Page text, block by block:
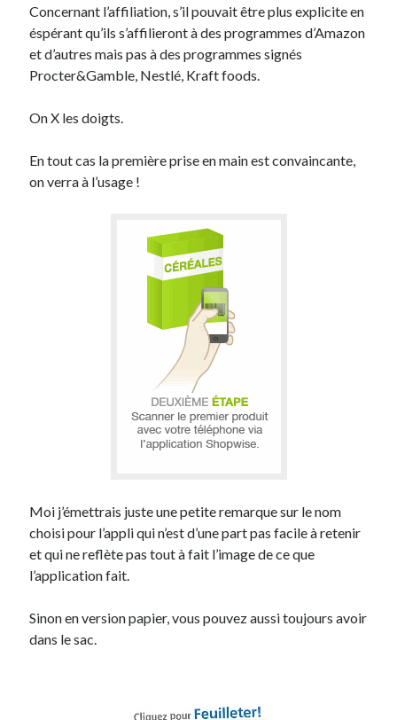
Sorties cuculturelles
Tavukoi
Vidéos
Concernant l’affiliation, s’il pouvait être plus explicite en
éspérant qu’ils s’affilieront à des programmes d’Amazon
et d’autres mais pas à des programmes signés
Procter&Gamble, Nestlé, Kraft foods.
On X les doigts.
En tout cas la première prise en main est convaincante,
on verra à l’usage !
Moi j’émettrais juste une petite remarque sur le nom
choisi pour l’appli qui n’est d’une part pas facile à retenir
et qui ne reflète pas tout à fait l’image de ce que
l’application fait.
Sinon en version papier, vous pouvez aussi toujours avoir
dans le sac.